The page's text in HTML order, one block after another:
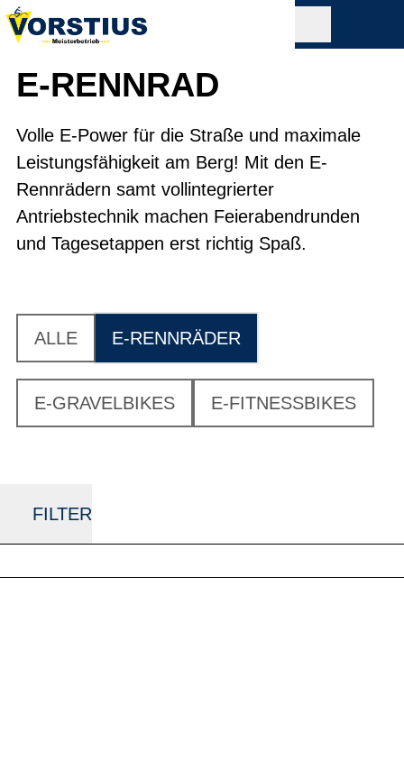
E-RENNRAD
Volle E-Power für die Straße und maximale
Leistungsfähigkeit am Berg! Mit den E-
Rennrädern samt vollintegrierter
Antriebstechnik machen Feierabendrunden
und Tagesetappen erst richtig Spaß.
ALLE E-RENNRÄDER
E-GRAVELBIKES E-FITNESSBIKES
FILTER